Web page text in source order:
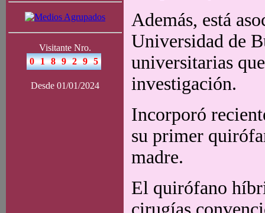
Visitante Nro.
Desde 01/01/2024
Además, está
Universidad de
universitarias
investigación.
Incorporó
su primer
madre.
El quirófano